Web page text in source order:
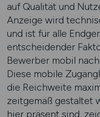
auf Qualität und
Anzeige wird
und ist für alle
entscheidender
Bewerber mobil
Diese mobile
die Reichweite
zeitgemäß gestaltet
hier präsent sind,